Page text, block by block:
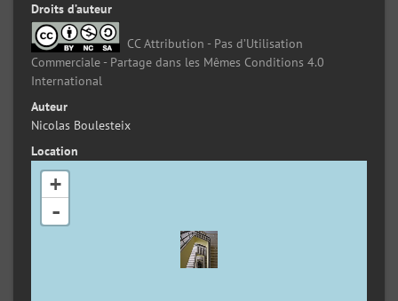
Droits d’auteur
CC Attribution - Pas d’Utilisation
Commerciale - Partage dans les Mêmes Conditions 4.0
International
Auteur
Nicolas Boulesteix
Location
+
-